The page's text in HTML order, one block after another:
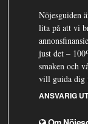
Nöjesguiden
lita på att vi
just det –
smaken och
vill guida dig
ANSVARIG